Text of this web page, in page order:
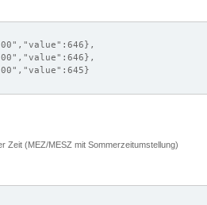
Zeit (MEZ/MESZ mit Sommerzeitumstellung)